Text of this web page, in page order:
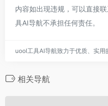
内容如出现违规，可以直接
具AI导航不承担任何责任。
uool工具AI导航致力于优质、实用
相关导航